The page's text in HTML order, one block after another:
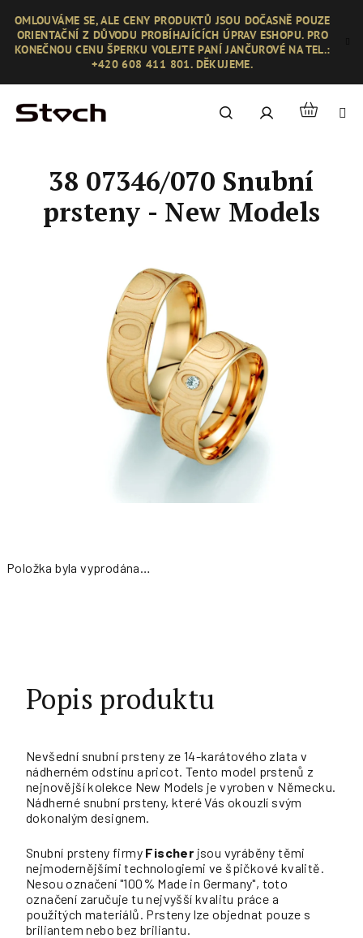
obsah
OMLOUVÁME SE, ALE CENY PRODUKTŮ JSOU DOČASNĚ POUZE
ORIENTAČNÍ Z DŮVODU PROBÍHAJÍCÍCH ÚPRAV ESHOPU. PRO
KONEČNOU CENU ŠPERKU VOLEJTE PANÍ JANČUROVÉ NA TEL.:
+420 608 411 801. DĚKUJEME.
Hledat PřihlášeníNákupní
Položka byla vyprodána…
38 07346/070 Snubní
prsteny - New Models
Popis produktu
Nevšední snubní prsteny ze 14-karátového zlata v
nádherném odstínu apricot. Tento model prstenů z
nejnovější kolekce New Models je vyroben v Německu.
Nádherné snubní prsteny, které Vás okouzlí svým
dokonalým designem.
Snubní prsteny firmy Fischer jsou vyráběny těmi
nejmodernějšími technologiemi ve špičkové kvalitě.
Nesou označení "100% Made in Germany", toto
označení zaručuje tu nejvyšší kvalitu práce a
použitých materiálů. Prsteny lze objednat pouze s
briliantem nebo bez briliantu.